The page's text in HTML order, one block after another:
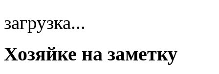
загрузка...
Хозяйке на заметку